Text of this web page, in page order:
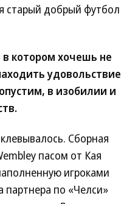
старый добрый футбол
котором хочешь не
удовольствие
в изобилии и
Сборная
пасом от Кая
игроками
по «Челси»